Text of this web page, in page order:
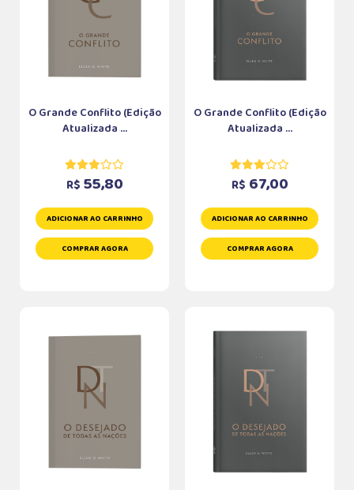
O Grande Conflito (Edição
Atualizada ...
R$ 55,80
ADICIONAR AO CARRINHO
COMPRAR AGORA
O Grande Conflito (Edição
Atualizada ...
R$ 67,00
ADICIONAR AO CARRINHO
COMPRAR AGORA